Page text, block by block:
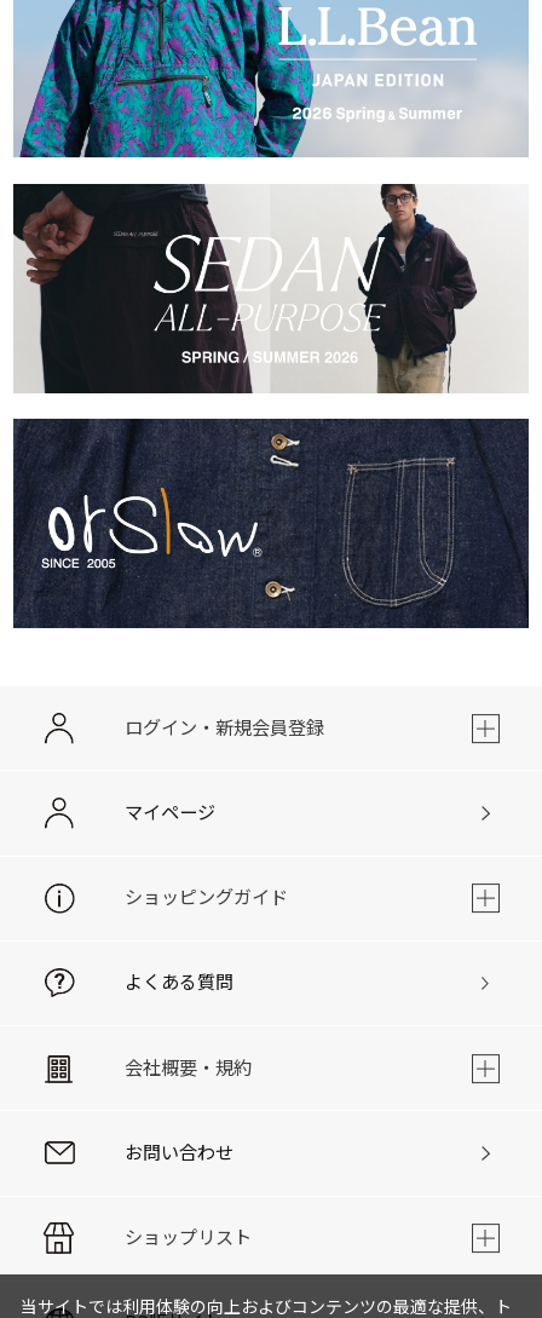
ログイン・新規会員登録
マイページ
ショッピングガイド
よくある質問
会社概要・規約
お問い合わせ
ショップリスト
当サイトでは利用体験の向上およびコンテンツの最適な提供、ト